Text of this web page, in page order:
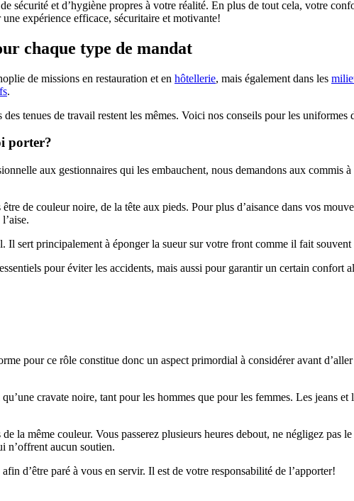
sécurité et d’hygiène propres à votre réalité. En plus de tout cela, votre
expérience efficace, sécuritaire et motivante!
chaque type de mandat
de missions en restauration et en hôtellerie, mais également dans les
.
tenues de travail restent les mêmes. Voici nos conseils pour les
porter?
aux gestionnaires qui les embauchent, nous demandons aux commis
de couleur noire, de la tête aux pieds. Pour plus d’aisance dans vos
sert principalement à éponger la sueur sur votre front comme il fait souvent
pour éviter les accidents, mais aussi pour garantir un certain
pour ce rôle constitue donc un aspect primordial à considérer avant
cravate noire, tant pour les hommes que pour les femmes. Les jeans
la même couleur. Vous passerez plusieurs heures debout, ne négligez
n’offrent aucun soutien.
d’être paré à vous en servir. Il est de votre responsabilité de l’apporter!